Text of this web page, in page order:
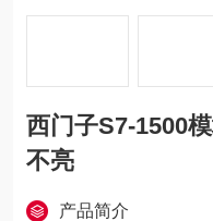
西门子S7-1500
不亮
产品简介